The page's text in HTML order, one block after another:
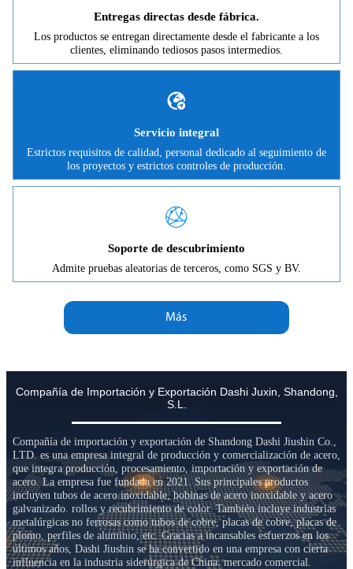
Entregas directas desde fábrica.
Los productos se entregan directamente desde el fabricante a los
clientes, eliminando tediosos pasos intermedios.

Servicio integral
Estrictos requisitos de calidad, personal dedicado al seguimiento de
los proyectos y estrictos controles de producción.

Soporte de descubrimiento
Admite pruebas aleatorias de terceros, como SGS y BV.
Más
Compañía de Importación y Exportación Dashi Juxin, Shandong,
S.L.
Compañía de importación y exportación de Shandong Dashi Jiushin Co.,
LTD. es una empresa integral de producción y comercialización de acero,
que integra producción, procesamiento, importación y exportación de
acero. La empresa fue fundada en 2021. Sus principales productos
incluyen tubos de acero inoxidable, bobinas de acero inoxidable y acero
galvanizado. rollos y recubrimiento de color. También incluye industrias
metalúrgicas no ferrosas como tubos de cobre, placas de cobre, placas de
plomo, perfiles de aluminio, etc. Gracias a incansables esfuerzos en los
últimos años, Dashi Jiushin se ha convertido en una empresa con cierta
influencia en la industria siderúrgica de China. mercado comercial.